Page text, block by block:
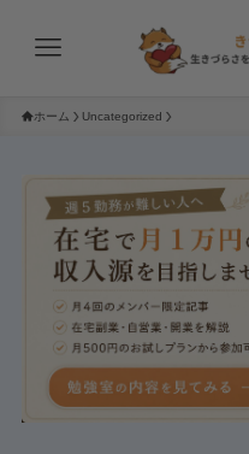
ホーム Uncategorized